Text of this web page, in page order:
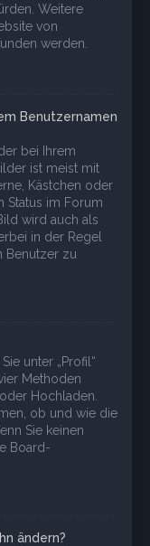
Weitere
von
werden.
Benutzernamen
bei Ihrem
ist meist mit
Kästchen oder
Status im Forum
wird auch als
in der Regel
Benutzer zu
unter „Profil“
Methoden
Hochladen.
ob und wie die
Sie keinen
Board-
ändern?